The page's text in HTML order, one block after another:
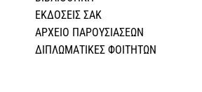
ΕΚΔΟΣΕΙΣ ΣΑΚ
ΑΡΧΕΙΟ ΠΑΡΟΥΣΙΑΣΕΩΝ
ΔΙΠΛΩΜΑΤΙΚΕΣ ΦΟΙΤΗΤΩΝ